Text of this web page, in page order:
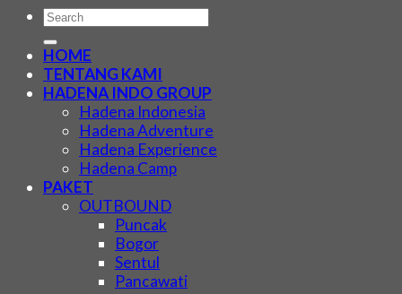
HOME
TENTANG KAMI
HADENA INDO GROUP
Hadena Indonesia
Hadena Adventure
Hadena Experience
Hadena Camp
PAKET
OUTBOUND
Puncak
Bogor
Sentul
Pancawati